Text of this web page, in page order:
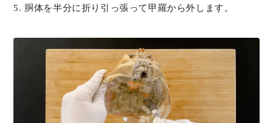
5. 胴体を半分に折り引っ張って甲羅から外します。